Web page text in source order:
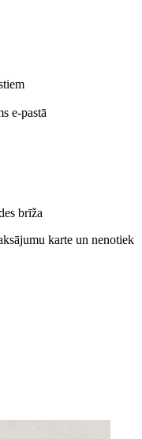
e-pastā
brīža
karte un nenotiek